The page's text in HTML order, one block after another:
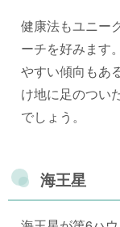
健康法もユニー
ーチを好みます
やすい傾向もあ
け地に足のつい
でしょう。
海王星